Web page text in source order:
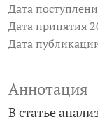
Дата
Дата принятия
Дата
Аннотация
В статье